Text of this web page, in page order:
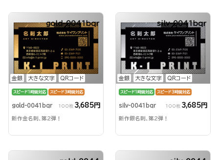
金銀 大きな文字 QRコード
gold-0041bqr
スピード1時間対応 スピード3時間対応
gold-0041bqr 100枚 3,685円
新作金名刺、第2弾！
金銀 大きな文字 QRコード
silv-0041bqr
スピード1時間対応 スピード3時間対応
silv-0041bqr 100枚 3,685円
新作銀名刺、第2弾！